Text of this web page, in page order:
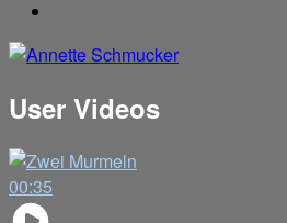
User Videos
00:35